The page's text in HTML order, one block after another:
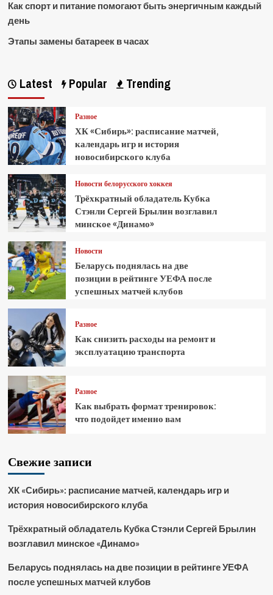
Как спорт и питание помогают быть энергичным каждый
день
Этапы замены батареек в часах
Latest Popular Trending
Разное
ХК «Сибирь»: расписание матчей,
календарь игр и история
новосибирского клуба
Новости белорусского хоккея
Трёхкратный обладатель Кубка
Стэнли Сергей Брылин возглавил
минское «Динамо»
Новости
Беларусь поднялась на две
позиции в рейтинге УЕФА после
успешных матчей клубов
Разное
Как снизить расходы на ремонт и
эксплуатацию транспорта
Разное
Как выбрать формат тренировок:
что подойдет именно вам
Свежие записи
ХК «Сибирь»: расписание матчей, календарь игр и
история новосибирского клуба
Трёхкратный обладатель Кубка Стэнли Сергей Брылин
возглавил минское «Динамо»
Беларусь поднялась на две позиции в рейтинге УЕФА
после успешных матчей клубов